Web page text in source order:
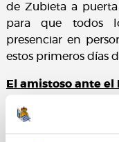
de Zubieta a
para que todos
presenciar en
estos primeros días
El amistoso ante
Además de los